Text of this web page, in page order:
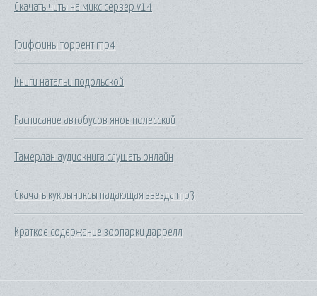
Скачать читы на микс сервер v14
Гриффины торрент mp4
Книги натальи подольской
Расписание автобусов янов полесский
Тамерлан аудиокнига слушать онлайн
Скачать кукрыниксы падающая звезда mp3
Краткое содержание зоопарки даррелл